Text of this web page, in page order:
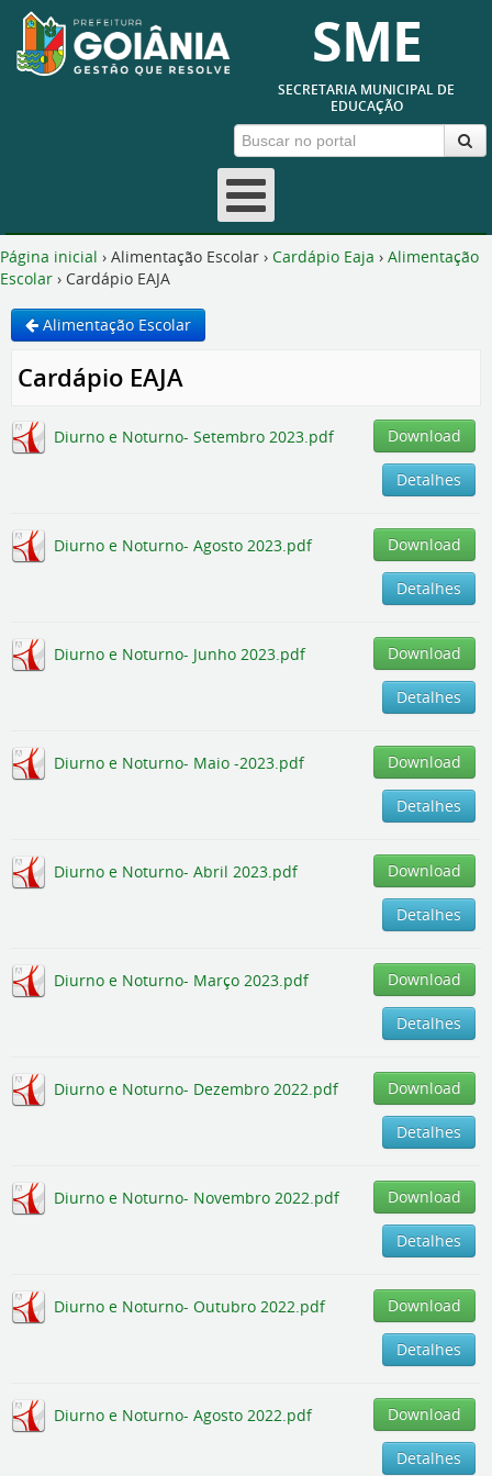
SME
SECRETARIA MUNICIPAL DE
EDUCAÇÃO
Página inicial › Alimentação Escolar › Cardápio Eaja › Alimentação
Escolar › Cardápio EAJA
Alimentação Escolar
Cardápio EAJA
Diurno e Noturno- Setembro 2023.pdf Download
Detalhes
Diurno e Noturno- Agosto 2023.pdf Download
Detalhes
Diurno e Noturno- Junho 2023.pdf Download
Detalhes
Diurno e Noturno- Maio -2023.pdf Download
Detalhes
Diurno e Noturno- Abril 2023.pdf Download
Detalhes
Diurno e Noturno- Março 2023.pdf Download
Detalhes
Diurno e Noturno- Dezembro 2022.pdf Download
Detalhes
Diurno e Noturno- Novembro 2022.pdf Download
Detalhes
Diurno e Noturno- Outubro 2022.pdf Download
Detalhes
Diurno e Noturno- Agosto 2022.pdf Download
Detalhes
Fechar